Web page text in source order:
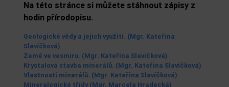
Na této stránce si můžete stáhnout zápisy z
hodin přírodopisu.
Geologické vědy a jejich využití. (Mgr. Kateřina
Slavíčková)
Země ve vesmíru. (Mgr. Kateřina Slavíčková)
Krystalová stavba minerálů. (Mgr. Kateřina Slavíčková)
Vlastnosti minerálů. (Mgr. Kateřina Slavíčková)
Mineralogické třídy (Mgr. Marcela Hradecká)